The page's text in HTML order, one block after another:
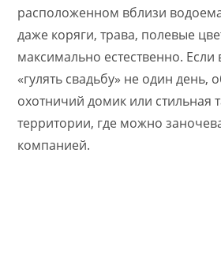
расположенном вблизи
даже коряги, трава, полевые
максимально естественно. Если
«гулять свадьбу» не один день,
охотничий домик или стильная
территории, где можно
компанией.